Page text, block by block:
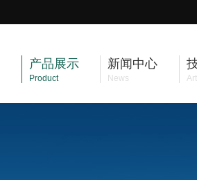
产品展示
Product
新闻中心
News